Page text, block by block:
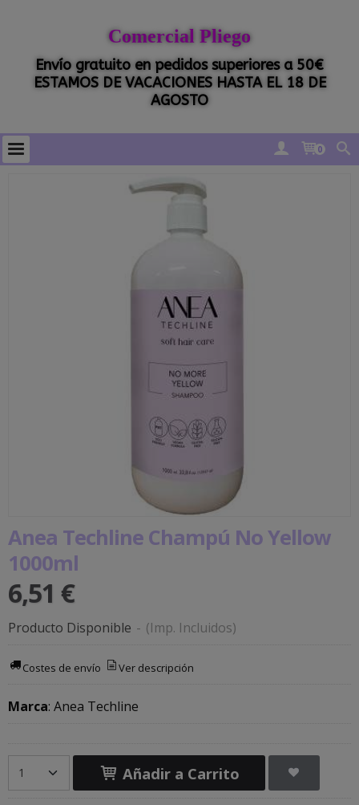
Comercial Pliego
Envío gratuito en pedidos superiores a 50€
ESTAMOS DE VACACIONES HASTA EL 18 DE
AGOSTO
0
Anea Techline Champú No Yellow
1000ml
6,51 €
Producto Disponible - (Imp. Incluidos)
Costes de envío Ver descripción
Marca: Anea Techline
Añadir a Carrito